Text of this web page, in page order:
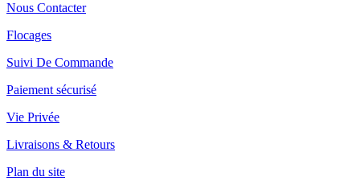
Nous Contacter
Flocages
Suivi De Commande
Paiement sécurisé
Vie Privée
Livraisons & Retours
Plan du site